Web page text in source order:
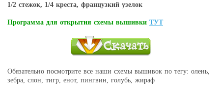
1/2 стежок, 1/4 креста, французкий узелок
Программа для открытия схемы вышивки ТУТ
Обязательно посмотрите все наши схемы вышивок по тегу: олень,
зебра, слон, тигр, енот, пингвин, голубь, жираф